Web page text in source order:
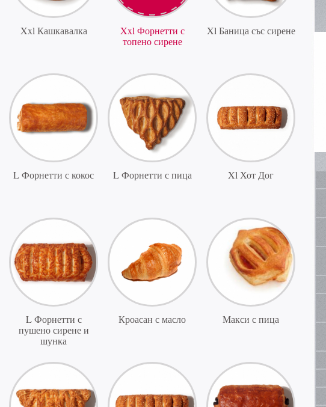
Xxl Кашкавалка
Xxl Форнетти с
топено сирене
Xl Баница със сирене
L Форнетти с кокос L Форнетти с пица Xl Хот Дог
L Форнетти с
пушено сирене и
шунка
Кроасан с масло Макси с пица